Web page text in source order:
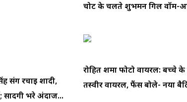
चोट के चलते शुभमन गिल वॉर्म-
संग रचाई शादी,
भरे अंदाज...
रोहित शर्मा फोटो वायरल: बच्चे के
तस्वीर वायरल, फैंस बोले- नया